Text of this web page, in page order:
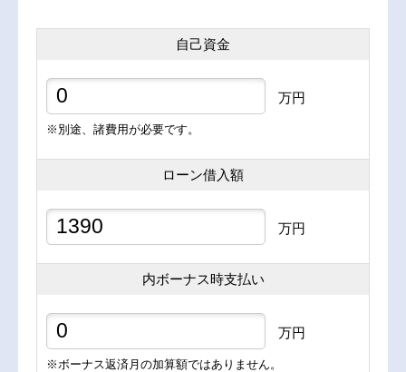
自己資金
万円
※別途、諸費用が必要です。
ローン借入額
万円
内ボーナス時支払い
万円
※ボーナス返済月の加算額ではありません。